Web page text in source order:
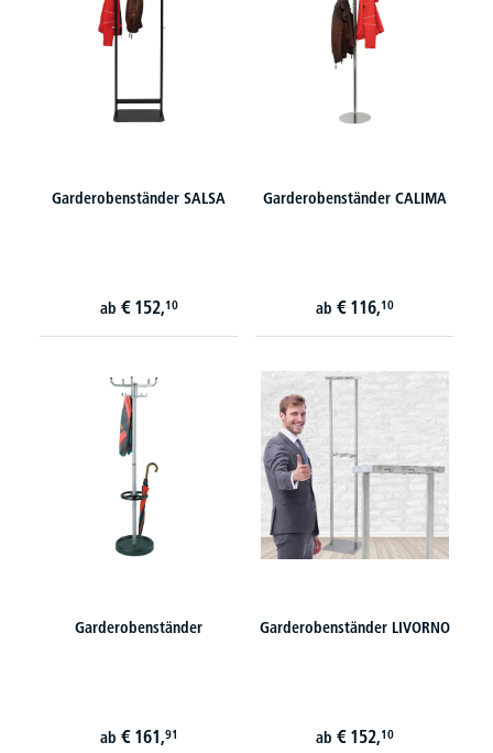
Garderobenständer SALSA
ab € 152,10
Garderobenständer CALIMA
ab € 116,10
Garderobenständer
ab € 161,91
Garderobenständer LIVORNO
ab € 152,10